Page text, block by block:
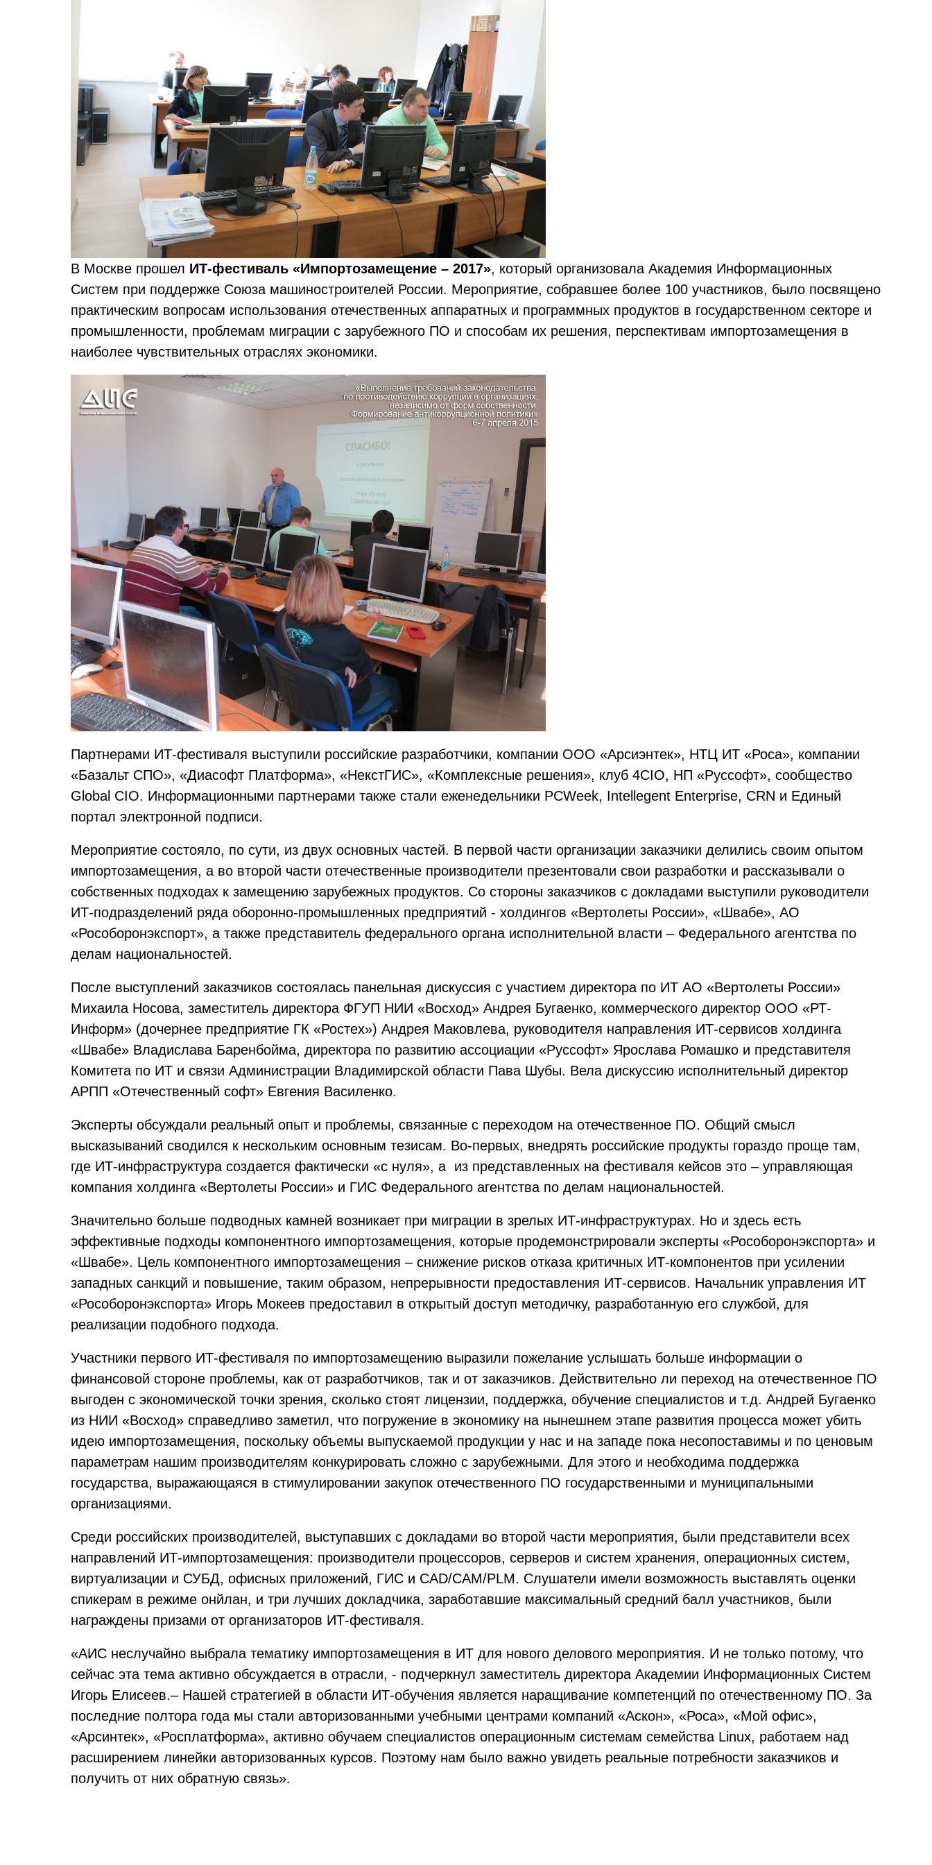
В Москве прошел ИТ-фестиваль «Импортозамещение – 2017», который организовала Академия Информационных
Систем при поддержке Союза машиностроителей России. Мероприятие, собравшее более 100 участников, было посвящено
практическим вопросам использования отечественных аппаратных и программных продуктов в государственном секторе и
промышленности, проблемам миграции с зарубежного ПО и способам их решения, перспективам импортозамещения в
наиболее чувствительных отраслях экономики.
Партнерами ИТ-фестиваля выступили российские разработчики, компании ООО «Арсиэнтек», НТЦ ИТ «Роса», компании
«Базальт СПО», «Диасофт Платформа», «НекстГИС», «Комплексные решения», клуб 4CIO, НП «Руссофт», сообщество
Global CIO. Информационными партнерами также стали еженедельники PCWeek, Intellegent Enterprise, CRN и Единый
портал электронной подписи.
Мероприятие состояло, по сути, из двух основных частей. В первой части организации заказчики делились своим опытом
импортозамещения, а во второй части отечественные производители презентовали свои разработки и рассказывали о
собственных подходах к замещению зарубежных продуктов. Со стороны заказчиков с докладами выступили руководители
ИТ-подразделений ряда оборонно-промышленных предприятий - холдингов «Вертолеты России», «Швабе», АО
«Рособоронэкспорт», а также представитель федерального органа исполнительной власти – Федерального агентства по
делам национальностей.
После выступлений заказчиков состоялась панельная дискуссия с участием директора по ИТ АО «Вертолеты России»
Михаила Носова, заместитель директора ФГУП НИИ «Восход» Андрея Бугаенко, коммерческого директор ООО «РТ-
Информ» (дочернее предприятие ГК «Ростех») Андрея Маковлева, руководителя направления ИТ-сервисов холдинга
«Швабе» Владислава Баренбойма, директора по развитию ассоциации «Руссофт» Ярослава Ромашко и представителя
Комитета по ИТ и связи Администрации Владимирской области Пава Шубы. Вела дискуссию исполнительный директор
АРПП «Отечественный софт» Евгения Василенко.
Эксперты обсуждали реальный опыт и проблемы, связанные с переходом на отечественное ПО. Общий смысл
высказываний сводился к нескольким основным тезисам. Во-первых, внедрять российские продукты гораздо проще там,
где ИТ-инфраструктура создается фактически «с нуля», а из представленных на фестиваля кейсов это – управляющая
компания холдинга «Вертолеты России» и ГИС Федерального агентства по делам национальностей.
Значительно больше подводных камней возникает при миграции в зрелых ИТ-инфраструктурах. Но и здесь есть
эффективные подходы компонентного импортозамещения, которые продемонстрировали эксперты «Рособоронэкспорта» и
«Швабе». Цель компонентного импортозамещения – снижение рисков отказа критичных ИТ-компонентов при усилении
западных санкций и повышение, таким образом, непрерывности предоставления ИТ-сервисов. Начальник управления ИТ
«Рособоронэкспорта» Игорь Мокеев предоставил в открытый доступ методичку, разработанную его службой, для
реализации подобного подхода.
Участники первого ИТ-фестиваля по импортозамещению выразили пожелание услышать больше информации о
финансовой стороне проблемы, как от разработчиков, так и от заказчиков. Действительно ли переход на отечественное ПО
выгоден с экономической точки зрения, сколько стоят лицензии, поддержка, обучение специалистов и т.д. Андрей Бугаенко
из НИИ «Восход» справедливо заметил, что погружение в экономику на нынешнем этапе развития процесса может убить
идею импортозамещения, поскольку объемы выпускаемой продукции у нас и на западе пока несопоставимы и по ценовым
параметрам нашим производителям конкурировать сложно с зарубежными. Для этого и необходима поддержка
государства, выражающаяся в стимулировании закупок отечественного ПО государственными и муниципальными
организациями.
Среди российских производителей, выступавших с докладами во второй части мероприятия, были представители всех
направлений ИТ-импортозамещения: производители процессоров, серверов и систем хранения, операционных систем,
виртуализации и СУБД, офисных приложений, ГИС и CAD/CAM/PLM. Слушатели имели возможность выставлять оценки
спикерам в режиме онйлан, и три лучших докладчика, заработавшие максимальный средний балл участников, были
награждены призами от организаторов ИТ-фестиваля.
«АИС неслучайно выбрала тематику импортозамещения в ИТ для нового делового мероприятия. И не только потому, что
сейчас эта тема активно обсуждается в отрасли, - подчеркнул заместитель директора Академии Информационных Систем
Игорь Елисеев.– Нашей стратегией в области ИТ-обучения является наращивание компетенций по отечественному ПО. За
последние полтора года мы стали авторизованными учебными центрами компаний «Аскон», «Роса», «Мой офис»,
«Арсинтек», «Росплатформа», активно обучаем специалистов операционным системам семейства Linux, работаем над
расширением линейки авторизованных курсов. Поэтому нам было важно увидеть реальные потребности заказчиков и
получить от них обратную связь».